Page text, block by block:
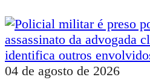
04 de agosto de 2026